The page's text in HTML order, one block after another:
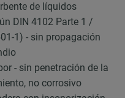
de líquidos
DIN 4102 Parte 1 /
1) - sin propagación
- sin penetración de la
no corrosivo